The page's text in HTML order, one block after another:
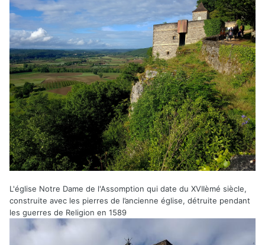
L'église Notre Dame de l'Assomption qui date du XVIIèmé siècle,
construite avec les pierres de l’ancienne église, détruite pendant
les guerres de Religion en 1589